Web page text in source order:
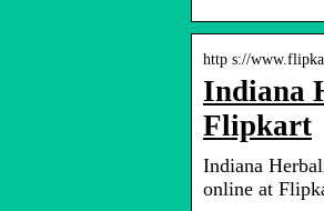
http s://
Indiana
Flipkart
Indiana
online at